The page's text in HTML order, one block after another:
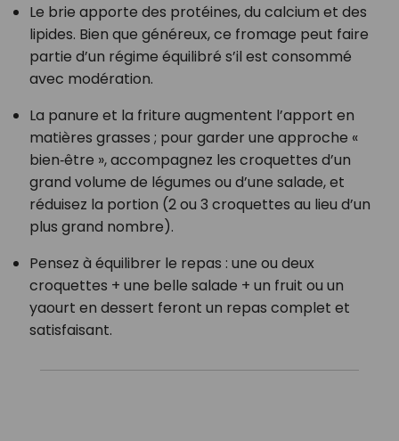
Le brie apporte des protéines, du calcium et des
lipides. Bien que généreux, ce fromage peut faire
partie d’un régime équilibré s’il est consommé
avec modération.
La panure et la friture augmentent l’apport en
matières grasses ; pour garder une approche «
bien‑être », accompagnez les croquettes d’un
grand volume de légumes ou d’une salade, et
réduisez la portion (2 ou 3 croquettes au lieu d’un
plus grand nombre).
Pensez à équilibrer le repas : une ou deux
croquettes + une belle salade + un fruit ou un
yaourt en dessert feront un repas complet et
satisfaisant.